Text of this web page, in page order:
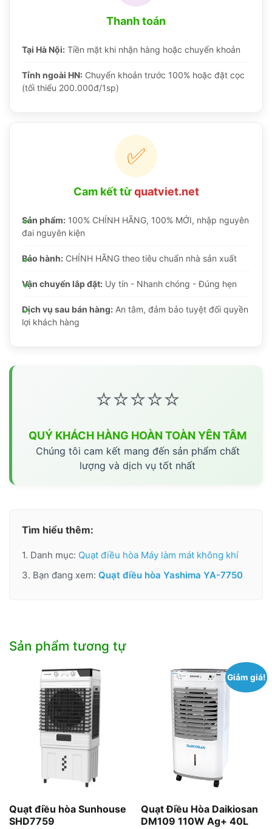
Thanh toán
Tại Hà Nội: Tiền mặt khi nhận hàng hoặc chuyển khoản
Tỉnh ngoài HN: Chuyển khoản trước 100% hoặc đặt cọc
(tối thiểu 200.000đ/1sp)
✅
Cam kết từquatviet.net
Sản phẩm: 100% CHÍNH HÃNG, 100% MỚI, nhập nguyên
đai nguyên kiện
Bảo hành: CHÍNH HÃNG theo tiêu chuẩn nhà sản xuất
Vận chuyển lắp đặt: Uy tín - Nhanh chóng - Đúng hẹn
Dịch vụ sau bán hàng: An tâm, đảm bảo tuyệt đối quyền
lợi khách hàng
⭐⭐⭐⭐⭐
QUÝ KHÁCH HÀNG HOÀN TOÀN YÊN TÂM
Chúng tôi cam kết mang đến sản phẩm chất
lượng và dịch vụ tốt nhất
Tìm hiểu thêm:
1. Danh mục: Quạt điều hòa Máy làm mát không khí
3. Bạn đang xem: Quạt điều hòa Yashima YA-7750
Sản phẩm tương tự
Quạt điều hòa Sunhouse
SHD7759
Giảm giá!
Quạt Điều Hòa Daikiosan
DM109 110W Ag+ 40L